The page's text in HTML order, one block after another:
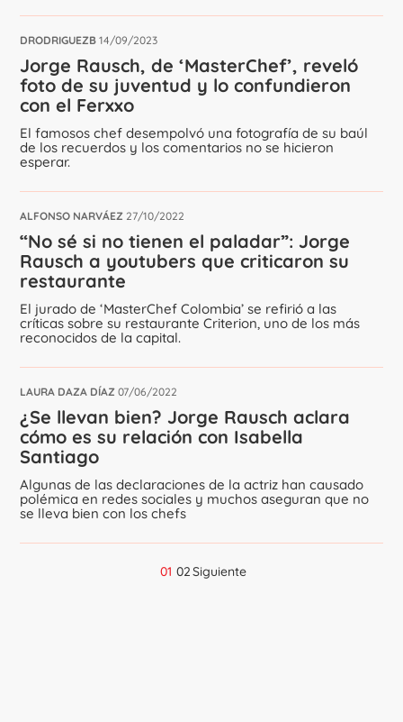
DRODRIGUEZB 14/09/2023
Jorge Rausch, de ‘MasterChef’, reveló
foto de su juventud y lo confundieron
con el Ferxxo
El famosos chef desempolvó una fotografía de su baúl
de los recuerdos y los comentarios no se hicieron
esperar.
ALFONSO NARVÁEZ 27/10/2022
“No sé si no tienen el paladar”: Jorge
Rausch a youtubers que criticaron su
restaurante
El jurado de ‘MasterChef Colombia’ se refirió a las
críticas sobre su restaurante Criterion, uno de los más
reconocidos de la capital.
LAURA DAZA DÍAZ 07/06/2022
¿Se llevan bien? Jorge Rausch aclara
cómo es su relación con Isabella
Santiago
Algunas de las declaraciones de la actriz han causado
polémica en redes sociales y muchos aseguran que no
se lleva bien con los chefs
01 02Siguiente